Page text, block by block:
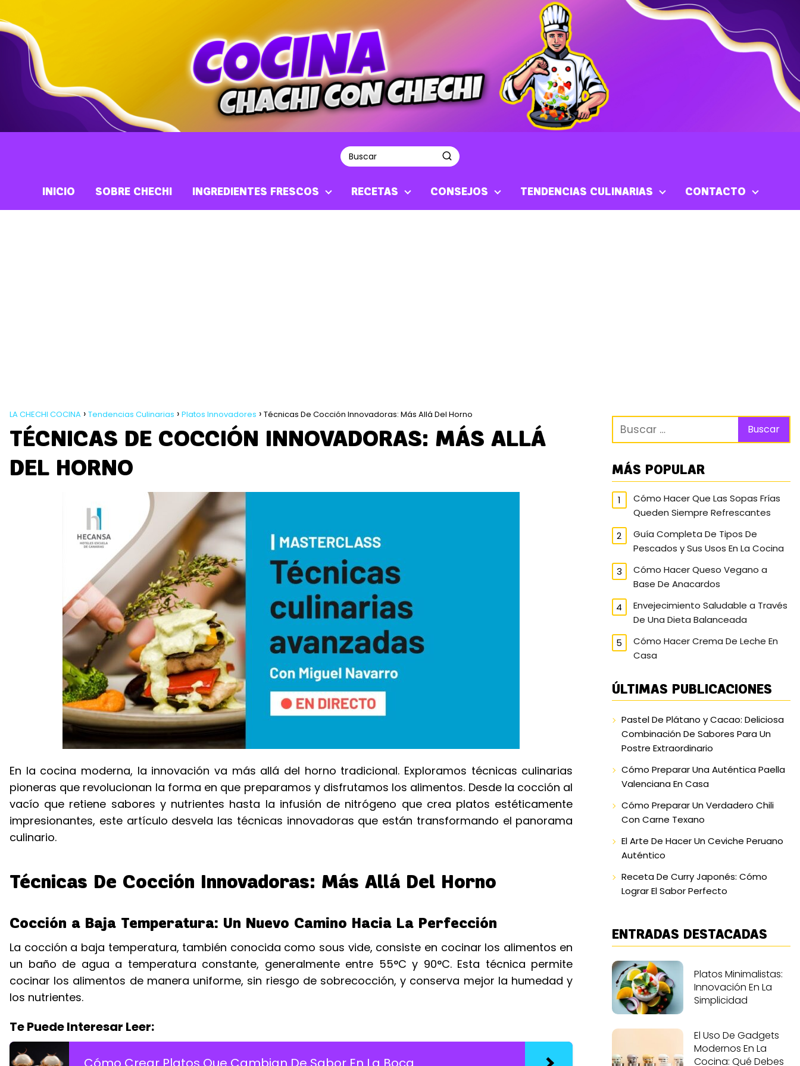
INICIO SOBRE CHECHI INGREDIENTES FRESCOS RECETAS CONSEJOS TENDENCIAS CULINARIAS CONTACTO
LA CHECHI COCINA Tendencias Culinarias Platos Innovadores Técnicas De Cocción Innovadoras: Más Allá Del Horno
TÉCNICAS DE COCCIÓN INNOVADORAS: MÁS ALLÁ
DEL HORNO
En la cocina moderna, la innovación va más allá del horno tradicional. Exploramos técnicas culinarias
pioneras que revolucionan la forma en que preparamos y disfrutamos los alimentos. Desde la cocción al
vacío que retiene sabores y nutrientes hasta la infusión de nitrógeno que crea platos estéticamente
impresionantes, este artículo desvela las técnicas innovadoras que están transformando el panorama
culinario.
Técnicas De Cocción Innovadoras: Más Allá Del Horno
Cocción a Baja Temperatura: Un Nuevo Camino Hacia La Perfección
La cocción a baja temperatura, también conocida como sous vide, consiste en cocinar los alimentos en
un baño de agua a temperatura constante, generalmente entre 55°C y 90°C. Esta técnica permite
cocinar los alimentos de manera uniforme, sin riesgo de sobrecocción, y conserva mejor la humedad y
los nutrientes.
Te Puede Interesar Leer:
MÁS POPULAR
Cómo Hacer Que Las Sopas Frías
Queden Siempre Refrescantes
Guía Completa De Tipos De
Pescados y Sus Usos En La Cocina
Cómo Hacer Queso Vegano a
Base De Anacardos
Envejecimiento Saludable a Través
De Una Dieta Balanceada
Cómo Hacer Crema De Leche En
Casa
ÚLTIMAS PUBLICACIONES
Pastel De Plátano y Cacao: Deliciosa
Combinación De Sabores Para Un
Postre Extraordinario
Cómo Preparar Una Auténtica Paella
Valenciana En Casa
Cómo Preparar Un Verdadero Chili
Con Carne Texano
El Arte De Hacer Un Ceviche Peruano
Auténtico
Receta De Curry Japonés: Cómo
Lograr El Sabor Perfecto
ENTRADAS DESTACADAS
Platos Minimalistas:
Innovación En La
Simplicidad
El Uso De Gadgets
Modernos En La
Cocina: Qué Debes